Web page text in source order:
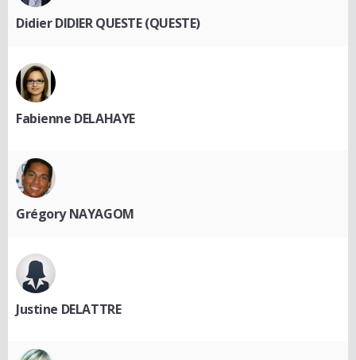
Didier DIDIER QUESTE (QUESTE)
Fabienne DELAHAYE
Grégory NAYAGOM
Justine DELATTRE